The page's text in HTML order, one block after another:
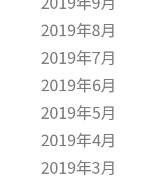
2019年8月
2019年7月
2019年6月
2019年5月
2019年4月
2019年3月